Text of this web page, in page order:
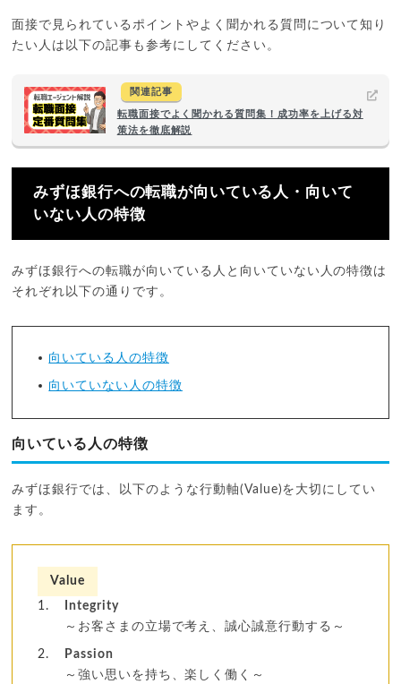
面接で見られているポイントやよく聞かれる質問について知り
たい人は以下の記事も参考にしてください。
関連記事
転職面接でよく聞かれる質問集！成功率を上げる対
策法を徹底解説
みずほ銀行への転職が向いている人・向いて
いない人の特徴
みずほ銀行への転職が向いている人と向いていない人の特徴は
それぞれ以下の通りです。
向いている人の特徴
向いていない人の特徴
向いている人の特徴
みずほ銀行では、以下のような行動軸(Value)を大切にしてい
ます。
Value
Integrity
～お客さまの立場で考え、誠心誠意行動する～
Passion
～強い思いを持ち、楽しく働く～